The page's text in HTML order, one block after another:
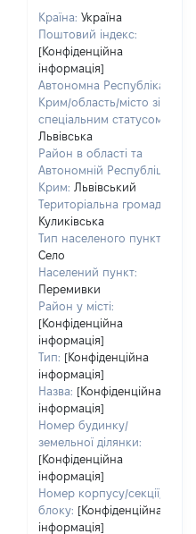
Країна: Україна
Поштовий індекс:
[Конфіденційна
інформація]
Автономна Республіка
Крим/область/місто зі
спеціальним статусом:
Львівська
Район в області та
Автономній Республіці
Крим: Львівський
Територіальна громада:
Куликівська
Тип населеного пункту:
Село
Населений пункт:
Перемивки
Район у місті:
[Конфіденційна
інформація]
Тип: [Конфіденційна
інформація]
Назва: [Конфіденційна
інформація]
Номер будинку/
земельної ділянки:
[Конфіденційна
інформація]
Номер корпусу/секції/
блоку: [Конфіденційна
інформація]